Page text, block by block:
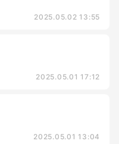
2025.05.02 13:55
2025.05.01 17:12
2025.05.01 13:04